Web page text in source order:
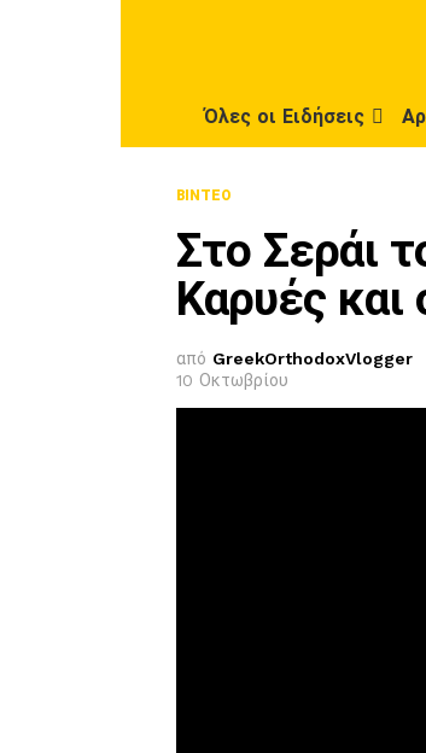
Όλες οι Ειδήσεις
ΒΊΝΤΕΟ
Στο Σεράι
Καρυές
από GreekOrthodoxVlogger
10 Οκτωβρίου